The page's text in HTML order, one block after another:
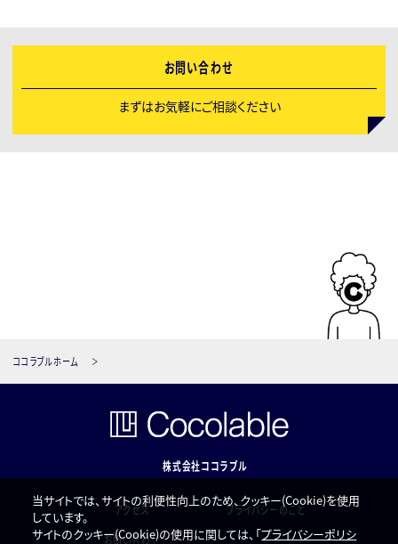
お問い合わせ
まずはお気軽にご相談ください
ココラブルホーム
株式会社ココラブル
アクセス
プライバシーのこと
お問い合わせ
当サイトでは、サイトの利便性向上のため、クッキー(Cookie)を使用
しています。
サイトのクッキー(Cookie)の使用に関しては、「プライバシーポリシ